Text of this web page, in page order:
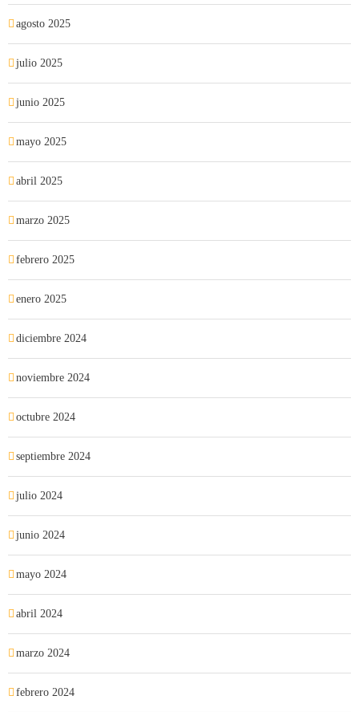
agosto 2025
julio 2025
junio 2025
mayo 2025
abril 2025
marzo 2025
febrero 2025
enero 2025
diciembre 2024
noviembre 2024
octubre 2024
septiembre 2024
julio 2024
junio 2024
mayo 2024
abril 2024
marzo 2024
febrero 2024